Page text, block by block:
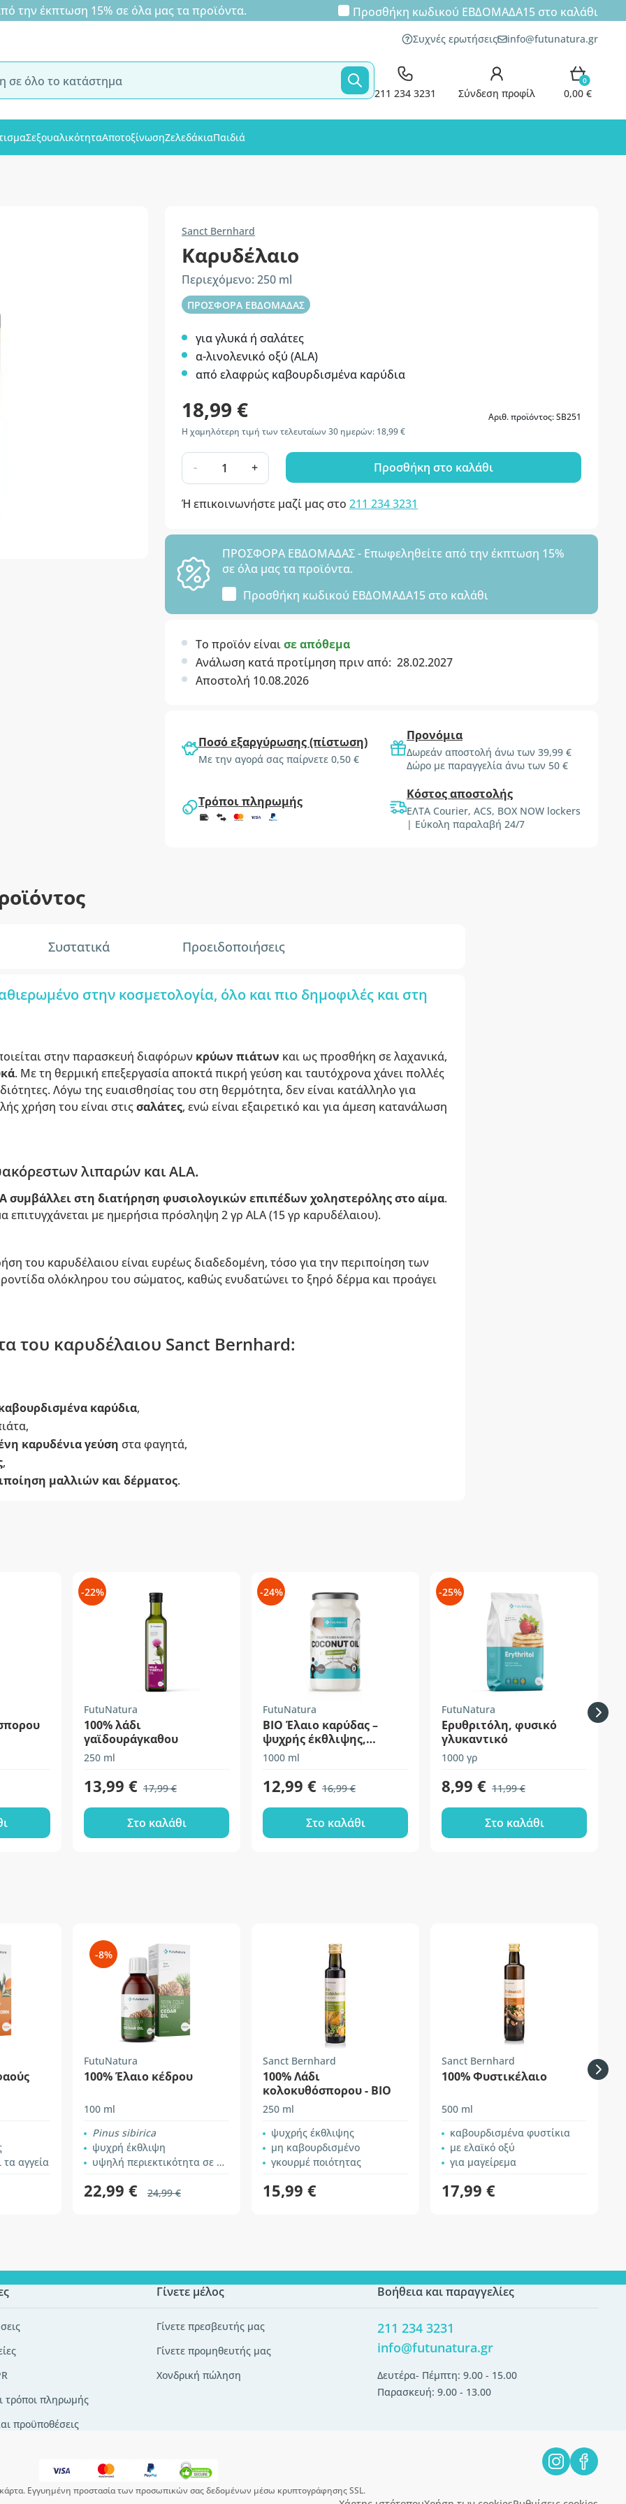
έκπτωση 15% σε όλα μας τα προϊόντα. Προσθήκη κωδικού ΕΒΔΟΜΑΔΑ15στο καλάθι
Συχνές ερωτήσεις info@futunatura.gr
211 234 3231 Σύνδεση προφίλ
0
0,00 €
ΣεξουαλικότηταΑποτοξίνωσηΖελεδάκιαΠαιδιά
Sanct Bernhard
Καρυδέλαιο
Περιεχόμενο: 250 ml
ΠΡΟΣΦΟΡΑ ΕΒΔΟΜΑΔΑΣ
για γλυκά ή σαλάτες
α-λινολενικό οξύ (ALA)
από ελαφρώς καβουρδισμένα καρύδια
18,99 €
Αριθ. προϊόντος: SB251
Η χαμηλότερη τιμή των τελευταίων 30 ημερών: 18,99 €
- + Προσθήκη στο καλάθι
Ή επικοινωνήστε μαζί μας στο 211 234 3231
ΠΡΟΣΦΟΡΑ ΕΒΔΟΜΑΔΑΣ - Επωφεληθείτε από την έκπτωση 15%
σε όλα μας τα προϊόντα.
Προσθήκη κωδικού ΕΒΔΟΜΑΔΑ15 στο καλάθι
Το προϊόν είναισε απόθεμα
Ανάλωση κατά προτίμηση πριν από: 28.02.2027
Αποστολή 10.08.2026
Ποσό εξαργύρωσης (πίστωση)
Με την αγορά σας παίρνετε 0,50 €
Προνόμια
Δωρεάν αποστολή άνω των 39,99 €
Δώρο με παραγγελία άνω των 50 €
Τρόποι πληρωμής Κόστος αποστολής
ΕΛΤΑ Courier, ACS, BOX NOW lockers
| Εύκολη παραλαβή 24/7
Συστατικά Προειδοποιήσεις
στην κοσμετολογία, όλο και πιο δημοφιλές και στη
στην παρασκευή διαφόρων κρύων πιάτων και ως προσθήκη σε λαχανικά,
. Με τη θερμική επεξεργασία αποκτά πικρή γεύση και ταυτόχρονα χάνει πολλές
Λόγω της ευαισθησίας του στη θερμότητα, δεν είναι κατάλληλο για
χρήση του είναι στιςσαλάτες, ενώ είναι εξαιρετικό και για άμεση κατανάλωση
λιπαρών και ALA.
συμβάλλει στη διατήρηση φυσιολογικών επιπέδων χοληστερόλης στο αίμα.
επιτυγχάνεται με ημερήσια πρόσληψη 2 γρ ALA (15 γρ καρυδέλαιου).
του καρυδέλαιου είναι ευρέως διαδεδομένη, τόσο για την περιποίηση των
ολόκληρου του σώματος, καθώς ενυδατώνει το ξηρό δέρμα και προάγει
του καρυδέλαιου Sanct Bernhard:
καρύδια,
καρυδένια γεύση στα φαγητά,
,
μαλλιών και δέρματος.
-22%
FutuNatura
100% λάδι
γαϊδουράγκαθου
250 ml
13,99 € 17,99 €
Στο καλάθι
-24%
FutuNatura
BIO Έλαιο καρύδας –
ψυχρής έκθλιψης,
ανεπεξέργαστο
1000 ml
12,99 € 16,99 €
Στο καλάθι
-25%
FutuNatura
Ερυθριτόλη, φυσικό
γλυκαντικό
1000 γρ
8,99 € 11,99 €
Στο καλάθι
τα αγγεία
-8%
FutuNatura
100% Έλαιο κέδρου
100 ml
Pinus sibirica
ψυχρή έκθλιψη
υψηλή περιεκτικότητα σε βιταμίνη Ε
22,99 € 24,99 €
Sanct Bernhard
100% Λάδι
κολοκυθόσπορου - ΒΙΟ
250 ml
ψυχρής έκθλιψης
μη καβουρδισμένο
γκουρμέ ποιότητας
15,99 €
Sanct Bernhard
100% Φυστικέλαιο
500 ml
καβουρδισμένα φυστίκια
με ελαϊκό οξύ
για μαγείρεμα
17,99 €
τρόποι πληρωμής
προϋποθέσεις
Γίνετε μέλος
Γίνετε πρεσβευτής μας
Γίνετε προμηθευτής μας
Χονδρική πώληση
Βοήθεια και παραγγελίες
211 234 3231
info@futunatura.gr
Δευτέρα- Πέμπτη: 9.00 - 15.00
Παρασκευή: 9.00 - 13.00
Εγγυημένη προστασία των προσωπικών σας δεδομένων μέσω κρυπτογράφησης SSL.